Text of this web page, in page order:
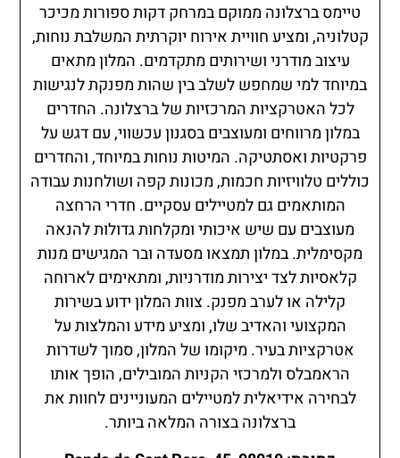
טיימס ברצלונה ממוקם במרחק דקות ספורות מכיכר
קטלוניה, ומציע חוויית אירוח יוקרתית המשלבת נוחות,
עיצוב מודרני ושירותים מתקדמים. המלון מתאים
במיוחד למי שמחפש לשלב בין שהות מפנקת לנגישות
לכל האטרקציות המרכזיות של ברצלונה. החדרים
במלון מרווחים ומעוצבים בסגנון עכשווי, עם דגש על
פרקטיות ואסתטיקה. המיטות נוחות במיוחד, והחדרים
כוללים טלוויזיות חכמות, מכונות קפה ושולחנות עבודה
המותאמים גם למטיילים עסקיים. חדרי הרחצה
מעוצבים עם שיש איכותי ומקלחות גדולות להנאה
מקסימלית. במלון תמצאו מסעדה ובר המגישים מנות
קלאסיות לצד יצירות מודרניות, ומתאימים לארוחה
קלילה או לערב מפנק. צוות המלון ידוע בשירות
המקצועי והאדיב שלו, ומציע מידע והמלצות על
אטרקציות בעיר. מיקומו של המלון, סמוך לשדרות
הראמבלס ולמרכזי הקניות המובילים, הופך אותו
לבחירה אידיאלית למטיילים המעוניינים לחוות את
ברצלונה בצורה המלאה ביותר.